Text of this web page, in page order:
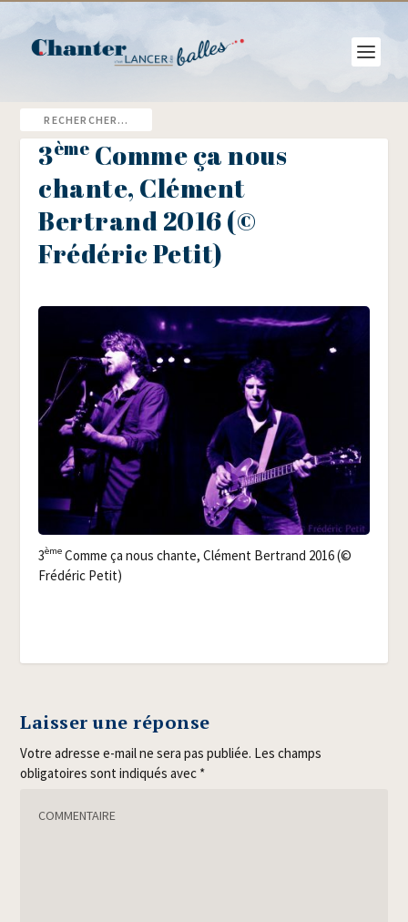
3ème Comme ça nous
chante, Clément
Bertrand 2016 (©
Frédéric Petit)
3ème Comme ça nous chante, Clé­ment Ber­trand 2016 (©
Fré­dé­ric Petit)
Laisser une réponse
Votre adresse e-mail ne sera pas publiée. Les champs
obligatoires sont indiqués avec *